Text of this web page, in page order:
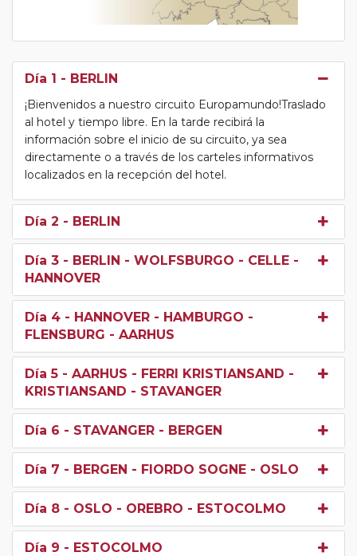
Día 1 - BERLIN
¡Bienvenidos a nuestro circuito Europamundo!Traslado
al hotel y tiempo libre. En la tarde recibirá la
información sobre el inicio de su circuito, ya sea
directamente o a través de los carteles informativos
localizados en la recepción del hotel.
Día 2 - BERLIN
Día 3 - BERLIN - WOLFSBURGO - CELLE -
HANNOVER
Día 4 - HANNOVER - HAMBURGO -
FLENSBURG - AARHUS
Día 5 - AARHUS - FERRI KRISTIANSAND -
KRISTIANSAND - STAVANGER
Día 6 - STAVANGER - BERGEN
Día 7 - BERGEN - FIORDO SOGNE - OSLO
Día 8 - OSLO - OREBRO - ESTOCOLMO
Día 9 - ESTOCOLMO